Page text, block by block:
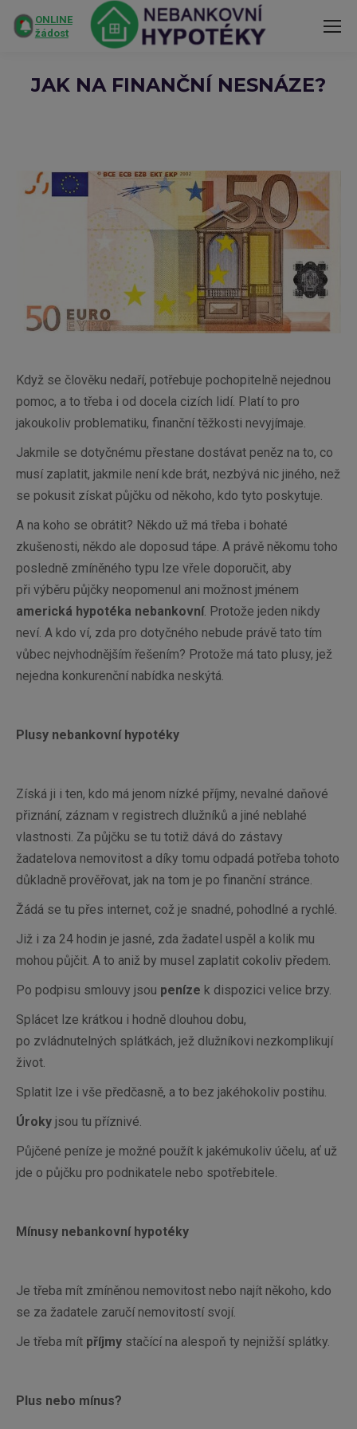
ONLINE
žádost
JAK NA FINANČNÍ NESNÁZE?
Když se člověku nedaří, potřebuje pochopitelně nejednou
pomoc, a to třeba i od docela cizích lidí. Platí to pro
jakoukoliv problematiku, finanční těžkosti nevyjímaje.
Jakmile se dotyčnému přestane dostávat peněz na to, co
musí zaplatit, jakmile není kde brát, nezbývá nic jiného, než
se pokusit získat půjčku od někoho, kdo tyto poskytuje.
A na koho se obrátit? Někdo už má třeba i bohaté
zkušenosti, někdo ale doposud tápe. A právě někomu toho
posledně zmíněného typu lze vřele doporučit, aby
při výběru půjčky neopomenul ani možnost jménem
americká hypotéka nebankovní. Protože jeden nikdy
neví. A kdo ví, zda pro dotyčného nebude právě tato tím
vůbec nejvhodnějším řešením? Protože má tato plusy, jež
nejedna konkurenční nabídka neskýtá.
Plusy nebankovní hypotéky
Získá ji i ten, kdo má jenom nízké příjmy, nevalné daňové
přiznání, záznam v registrech dlužníků a jiné neblahé
vlastnosti. Za půjčku se tu totiž dává do zástavy
žadatelova nemovitost a díky tomu odpadá potřeba tohoto
důkladně prověřovat, jak na tom je po finanční stránce.
Žádá se tu přes internet, což je snadné, pohodlné a rychlé.
Již i za 24 hodin je jasné, zda žadatel uspěl a kolik mu
mohou půjčit. A to aniž by musel zaplatit cokoliv předem.
Po podpisu smlouvy jsou peníze k dispozici velice brzy.
Splácet lze krátkou i hodně dlouhou dobu,
po zvládnutelných splátkách, jež dlužníkovi nezkomplikují
život.
Splatit lze i vše předčasně, a to bez jakéhokoliv postihu.
Úroky jsou tu příznivé.
Půjčené peníze je možné použít k jakémukoliv účelu, ať už
jde o půjčku pro podnikatele nebo spotřebitele.
Mínusy nebankovní hypotéky
Je třeba mít zmíněnou nemovitost nebo najít někoho, kdo
se za žadatele zaručí nemovitostí svojí.
Je třeba mít příjmy stačící na alespoň ty nejnižší splátky.
Plus nebo mínus?